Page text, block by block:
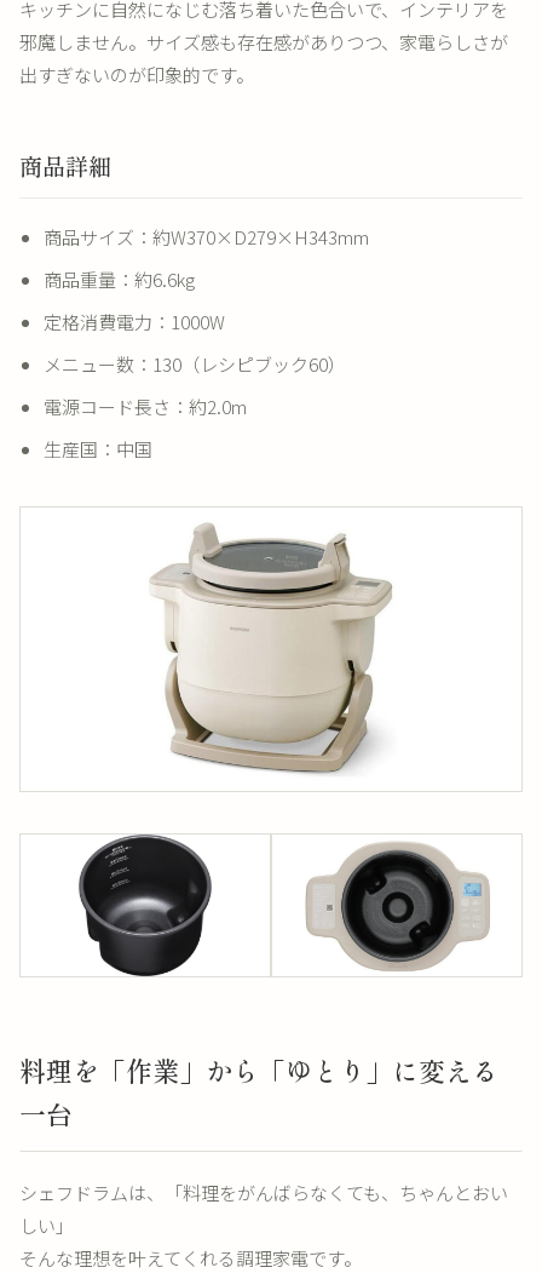
キッチンに自然になじむ落ち着いた色合いで、インテリアを
邪魔しません。サイズ感も存在感がありつつ、家電らしさが
出すぎないのが印象的です。
商品詳細
商品サイズ：約W370×D279×H343mm
商品重量：約6.6kg
定格消費電力：1000W
メニュー数：130（レシピブック60）
電源コード長さ：約2.0m
生産国：中国
料理を「作業」から「ゆとり」に変える
一台
シェフドラムは、「料理をがんばらなくても、ちゃんとおい
しい」
そんな理想を叶えてくれる調理家電です。